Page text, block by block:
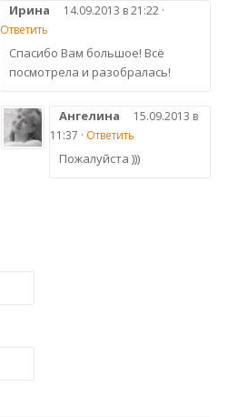
Ирина
14.09.2013 в 21:22 ·
Ответить
Спасибо Вам большое! Всё
посмотрела и разобралась!
Ангелина
15.09.2013 в
11:37 · Ответить
Пожалуйста )))